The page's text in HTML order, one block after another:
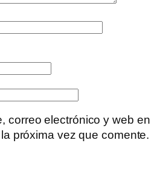
correo electrónico y web en
próxima vez que comente.